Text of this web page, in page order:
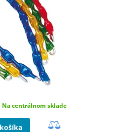
Na centrálnom sklade